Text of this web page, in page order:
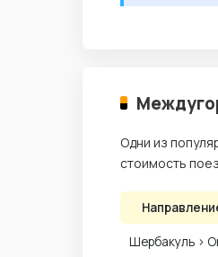
Одни из
стоимость
Шербакуль ›